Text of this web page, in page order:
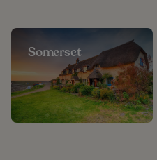
Somerset